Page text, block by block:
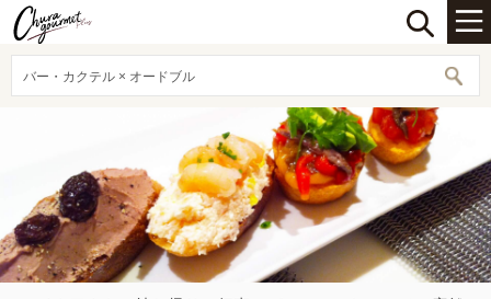
バー・カクテル × オードブル